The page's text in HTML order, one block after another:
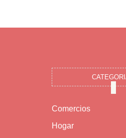
Comercios
Hogar